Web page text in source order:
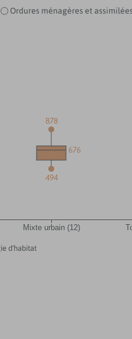
Ordures ménagères et
Mixte urbain (12)
d'habitat
676
878
494